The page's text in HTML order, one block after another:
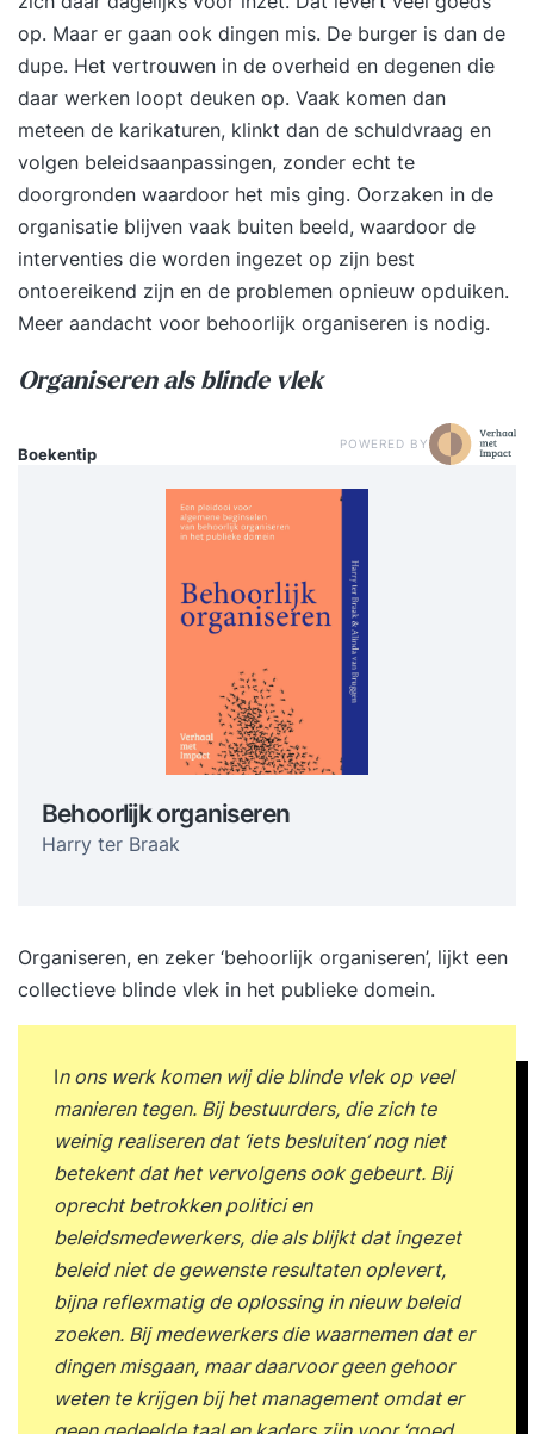
op. Maar er gaan ook dingen mis. De burger is dan de
dupe. Het vertrouwen in de overheid en degenen die
daar werken loopt deuken op. Vaak komen dan
meteen de karikaturen, klinkt dan de schuldvraag en
volgen beleidsaanpassingen, zonder echt te
doorgronden waardoor het mis ging. Oorzaken in de
organisatie blijven vaak buiten beeld, waardoor de
interventies die worden ingezet op zijn best
ontoereikend zijn en de problemen opnieuw opduiken.
Meer aandacht voor behoorlijk organiseren is nodig.
Organiseren als blinde vlek
Boekentip
POWERED BY
Behoorlijk organiseren
Harry ter Braak
Organiseren, en zeker ‘behoorlijk organiseren’, lijkt een
collectieve blinde vlek in het publieke domein.
In ons werk komen wij die blinde vlek op veel
manieren tegen. Bij bestuurders, die zich te
weinig realiseren dat ‘iets besluiten’ nog niet
betekent dat het vervolgens ook gebeurt. Bij
oprecht betrokken politici en
beleidsmedewerkers, die als blijkt dat ingezet
beleid niet de gewenste resultaten oplevert,
bijna reflexmatig de oplossing in nieuw beleid
zoeken. Bij medewerkers die waarnemen dat er
dingen misgaan, maar daarvoor geen gehoor
weten te krijgen bij het management omdat er